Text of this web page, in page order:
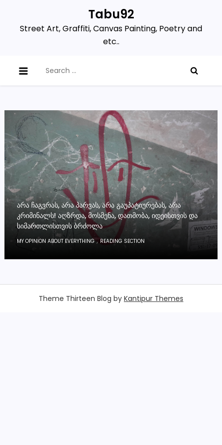
content
Tabu92
Street Art, Graffiti, Canvas Painting, Poetry and
etc..
for:
ᲐᲠᲐ ᲩᲐᲒᲕᲠᲐᲡ, ᲐᲠᲐ ᲞᲐᲠᲕᲐᲡ, ᲐᲠᲐ ᲒᲐᲣᲞᲐᲢᲘᲣᲠᲔᲑᲐᲡ, ᲐᲠᲐ
ᲙᲠᲘᲛᲘᲜᲐᲚᲡ! ᲐᲦᲖᲠᲓᲐ, ᲛᲝᲡᲛᲔᲜᲐ, ᲓᲐᲗᲛᲝᲑᲐ, ᲘᲓᲔᲘᲡᲗᲕᲘᲡ ᲓᲐ
ᲡᲘᲛᲐᲠᲗᲚᲘᲡᲗᲕᲘᲡ ᲑᲠᲫᲝᲚᲐ
MY OPINION ABOUT EVERYTHING,READING SECTION
Theme Thirteen Blog by Kantipur Themes